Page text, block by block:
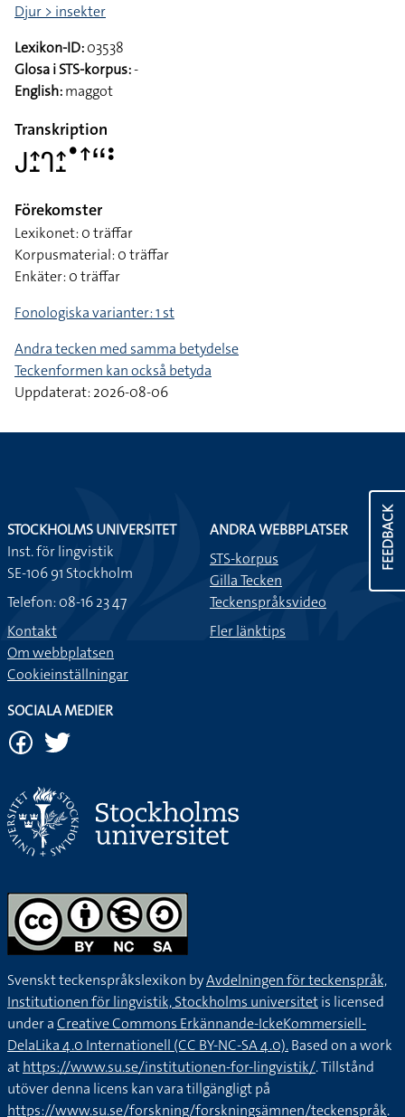
Djur > insekter
Lexikon-ID:03538
Glosa i STS-korpus:-
English:maggot
Transkription
􌤢􌤴􌤸􌤪􌤴􌤸􌤟􌦃􌦨􌥻
Förekomster
Lexikonet: 0 träffar
Korpusmaterial: 0 träffar
Enkäter: 0 träffar
Fonologiska varianter: 1 st
Andra tecken med samma betydelse
Teckenformen kan också betyda
Uppdaterat: 2026-08-06
FEEDBACK
STOCKHOLMS UNIVERSITET
Inst. för lingvistik
SE-106 91 Stockholm
Telefon: 08-16 23 47
Kontakt
Om webbplatsen
Cookieinställningar
ANDRA WEBBPLATSER
STS-korpus
Gilla Tecken
Teckenspråksvideo
Fler länktips
SOCIALA MEDIER
Svenskt teckenspråkslexikon byAvdelningen för teckenspråk,
Institutionen för lingvistik, Stockholms universitetis licensed
under aCreative Commons Erkännande-IckeKommersiell-
DelaLika 4.0 Internationell (CC BY-NC-SA 4.0).Based on a work
athttps://www.su.se/institutionen-for-lingvistik/. Tillstånd
utöver denna licens kan vara tillgängligt på
https://www.su.se/forskning/forskningsämnen/teckenspråk.